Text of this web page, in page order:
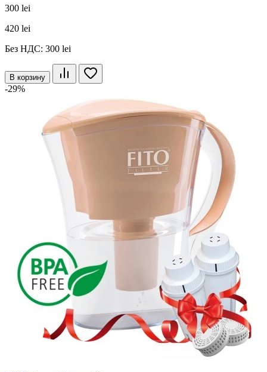
300 lei
420 lei
Без НДС: 300 lei
В корзину
-29%